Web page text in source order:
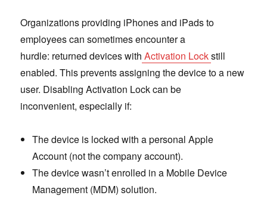
Organizations providing iPhones and iPads to
employees can sometimes encounter a
hurdle: returned devices with Activation Lockstill
enabled. This prevents assigning the device to a new
user. Disabling Activation Lock can be
inconvenient, especially if:
The device is locked with a personal Apple
Account (not the company account).
The device wasn’t enrolled in a Mobile Device
Management (MDM) solution.